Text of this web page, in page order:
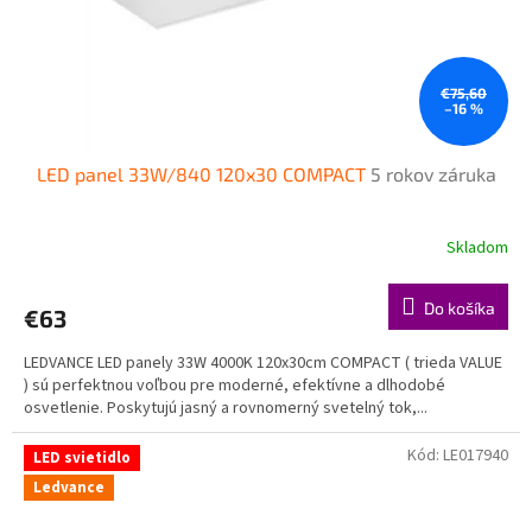
€75,60
–16 %
LED panel 33W/840 120x30 COMPACT 5 rokov záruka
Skladom
€63 Do košíka
LEDVANCE LED panely 33W 4000K 120x30cm COMPACT ( trieda VALUE
) sú perfektnou voľbou pre moderné, efektívne a dlhodobé
osvetlenie. Poskytujú jasný a rovnomerný svetelný tok,...
LED svietidlo
Ledvance
Kód: LE017940